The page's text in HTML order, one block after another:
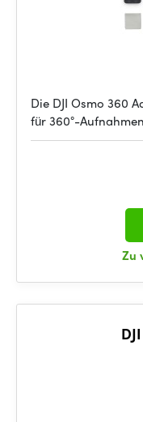
Die DJI Osmo 360
für 360°-
Zu